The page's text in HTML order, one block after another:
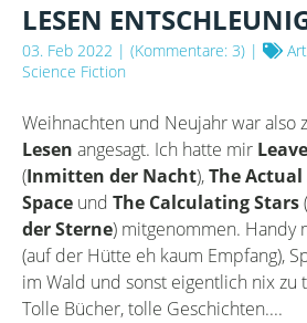
LESEN
03. Feb 2022 | (Kommentare: 3) |
Science Fiction
Weihnachten und Neujahr war also
Lesen angesagt. Ich hatte mir
(Inmitten der Nacht),The Actual
Space und The Calculating Stars(
der Sterne) mitgenommen. Handy
(auf der Hütte eh kaum Empfang),
im Wald und sonst eigentlich nix zu
Tolle Bücher, tolle Geschichten....